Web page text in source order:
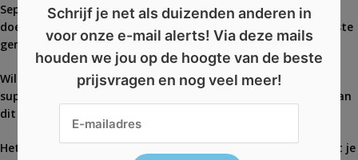
September is de ideale maand om wat klusjes in de tuin te
doen. De heg snoeien bijvoorbeeld! Hendrik Jan heeft het beste
gereedschap hiervoor.
Wil jij kennismaken met dit merk? Doe mee en win een
supercompleet snoeipakket t.w.v. € 155. Dankzij de inhoud van
dit pakket wordt tuinieren een stuk makkelijker én leuker!
Het blad Landleven geeft maar liefst 10 pakketten weg. Laat je
Schrijf je net als duizenden anderen in
voor onze e-mail alerts! Via deze mails
houden we jou op de hoogte van de beste
prijsvragen en nog veel meer!